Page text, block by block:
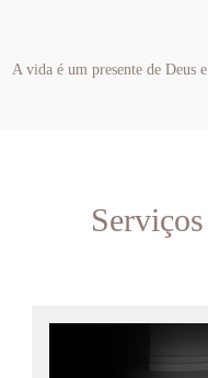
A vida é um presente de Deus